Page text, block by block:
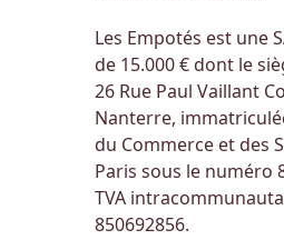
Les Empotés est une
de 15.000 € dont le
26 Rue Paul Vaillant
Nanterre,
du Commerce et des
Paris sous le numéro
TVA
850692856.